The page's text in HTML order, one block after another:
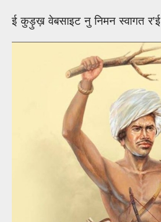
ई कुड़ुख़ वेबसाइट नु निमन स्वागत र'ई